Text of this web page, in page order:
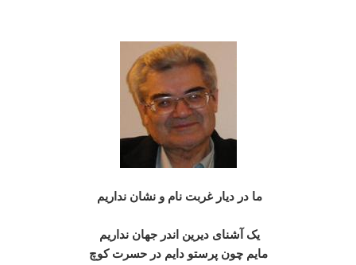
ما در دیار غربت نام و نشان نداریم
یک آشنای دیرین اندر جهان نداریم
مایم چون پرستو دایم در حسرت کوچ